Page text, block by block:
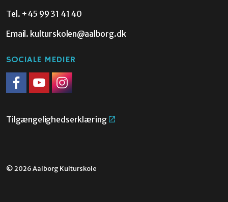
Tel. +45 99 31 41 40
Email. kulturskolen@aalborg.dk
SOCIALE MEDIER
Tilgængelighedserklæring
© 2026 Aalborg Kulturskole